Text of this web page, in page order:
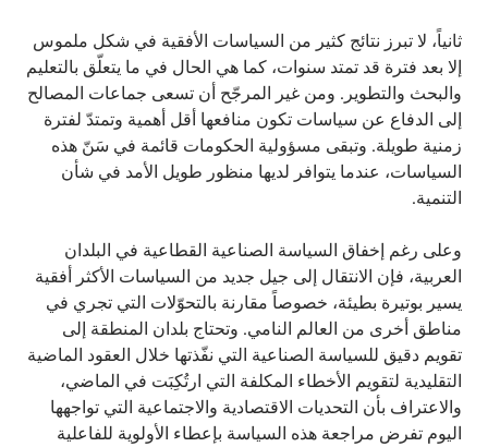
ثانياً، لا تبرز نتائج كثير من السياسات الأفقية في شكل ملموس
إلا بعد فترة قد تمتد سنوات، كما هي الحال في ما يتعلّق بالتعليم
والبحث والتطوير. ومن غير المرجّح أن تسعى جماعات المصالح
إلى الدفاع عن سياسات تكون منافعها أقل أهمية وتمتدّ لفترة
زمنية طويلة. وتبقى مسؤولية الحكومات قائمة في سَنّ هذه
السياسات، عندما يتوافر لديها منظور طويل الأمد في شأن
التنمية.
وعلى رغم إخفاق السياسة الصناعية القطاعية في البلدان
العربية، فإن الانتقال إلى جيل جديد من السياسات الأكثر أفقية
يسير بوتيرة بطيئة، خصوصاً مقارنة بالتحوّلات التي تجري في
مناطق أخرى من العالم النامي. وتحتاج بلدان المنطقة إلى
تقويم دقيق للسياسة الصناعية التي نفّذتها خلال العقود الماضية
التقليدية لتقويم الأخطاء المكلفة التي ارتُكِبَت في الماضي،
والاعتراف بأن التحديات الاقتصادية والاجتماعية التي تواجهها
اليوم تفرض مراجعة هذه السياسة بإعطاء الأولوية للفاعلية